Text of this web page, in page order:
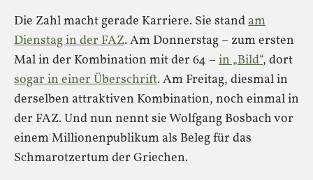
Die Zahl macht gerade Karriere. Sie standam
Dienstag in der FAZ. Am Donnerstag – zum ersten
Mal in der Kombination mit der 64 – in „Bild“, dort
sogar in einer Überschrift. Am Freitag, diesmal in
derselben attraktiven Kombination, noch einmal in
der FAZ. Und nun nennt sie Wolfgang Bosbach vor
einem Millionenpublikum als Beleg für das
Schmarotzertum der Griechen.